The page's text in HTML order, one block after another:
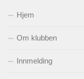
Hjem
Om klubben
Innmelding